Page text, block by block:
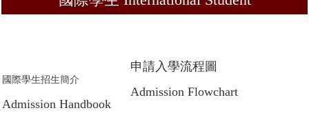
國際學生招生簡介
Admission Handbook
申請入學流程圖
Admission Flowchart